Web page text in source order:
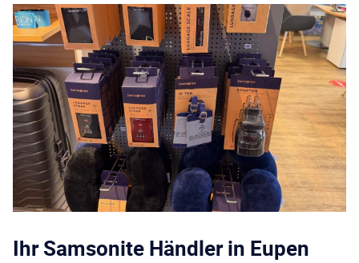
Ihr Samsonite Händler in Eupen